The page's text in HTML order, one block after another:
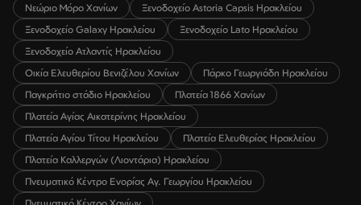
Νεώριο Μόρο Χανίων
Ξενοδοχείο Astoria Capsis Ηρακλείου
Ξενοδοχείο Galaxy Ηρακλείου
Ξενοδοχείο Lato Ηρακλείου
Ξενοδοχείο Ατλαντίς Ηρακλείου
Οικία Ελευθερίου Βενιζέλου Χανίων
Πάρκο Γεωργιάδη Ηρακλείου
Παγκρήτιο στάδιο Ηρακλείου
Πλατεία 1866 Χανίων
Πλατεία Αγίας Αικατερίνης Ηρακλείου
Πλατεία Αγίου Τίτου Ηρακλείου
Πλατεία Ελευθερίας Ηρακλείου
Πλατεία Καλλεργών (Λιοντάρια) Ηρακλείου
Πνευματικό Κέντρο Ενορίας Αγ. Γεωργίου Ηρακλείου